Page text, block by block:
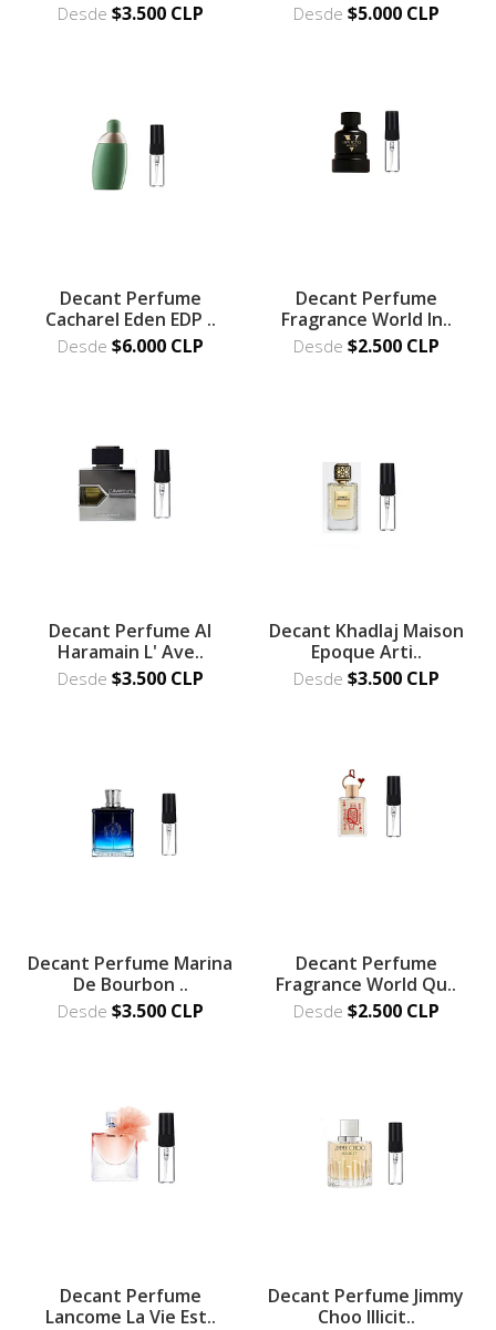
Desde $3.500 CLP Desde $5.000 CLP
Decant Perfume
Cacharel Eden EDP ..
Desde $6.000 CLP
Decant Perfume
Fragrance World In..
Desde $2.500 CLP
Decant Perfume Al
Haramain L' Ave..
Desde $3.500 CLP
Decant Khadlaj Maison
Epoque Arti..
Desde $3.500 CLP
Decant Perfume Marina
De Bourbon ..
Desde $3.500 CLP
Decant Perfume
Fragrance World Qu..
Desde $2.500 CLP
Decant Perfume
Lancome La Vie Est..
Decant Perfume Jimmy
Choo Illicit..